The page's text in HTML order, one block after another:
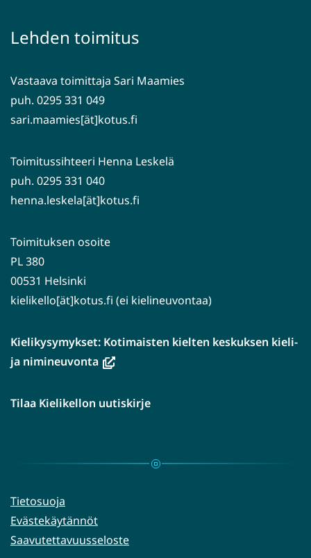
toiseen
Lehden toimitus
Vastaava toimittaja Sari Maamies
puh. 0295 331 049
sari.maamies[ät]kotus.fi
Toimitussihteeri Henna Leskelä
puh. 0295 331 040
henna.leskela[ät]kotus.fi
Toimituksen osoite
PL 380
00531 Helsinki
kielikello[ät]kotus.fi (ei kielineuvontaa)
Kielikysymykset: Kotimaisten kielten keskuksen kieli-
ja nimineuvonta(avautuu
ikkunaan,
palveluun)
Tilaa Kielikellon uutiskirje
Tietosuoja
Evästekäytännöt
Saavutettavuusseloste